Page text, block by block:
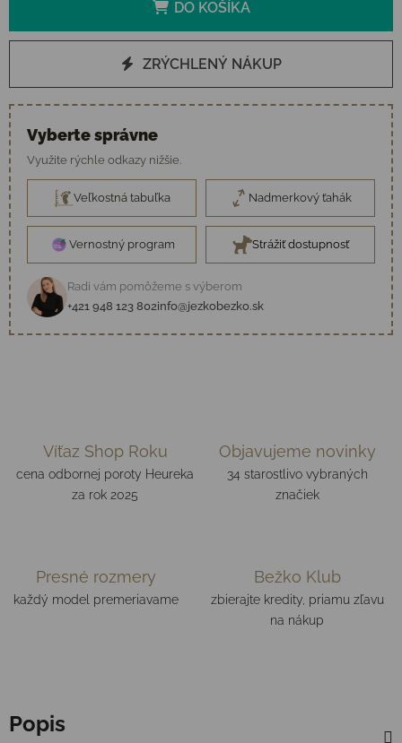
DO KOŠÍKA
ZRÝCHLENÝ NÁKUP
Vyberte správne
Využite rýchle odkazy nižšie.
Veľkostná tabuľka Nadmerkový ťahák
Vernostný program Strážiť dostupnosť
Radi vám pomôžeme s výberom
+421 948 123 802info@jezkobezko.sk
Víťaz Shop Roku
cena odbornej poroty Heureka
za rok 2025
Objavujeme novinky
34 starostlivo vybraných
značiek
Presné rozmery
každý model premeriavame
Bežko Klub
zbierajte kredity, priamu zľavu
na nákup
Popis